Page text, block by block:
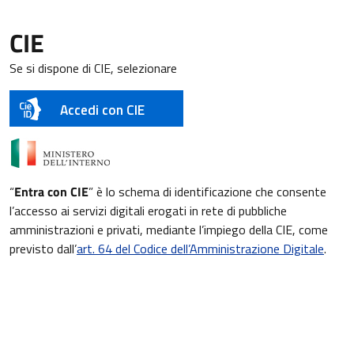
CIE
Se si dispone di CIE, selezionare
Accedi con CIE
“Entra con CIE” è lo schema di identificazione che consente
l’accesso ai servizi digitali erogati in rete di pubbliche
amministrazioni e privati, mediante l’impiego della CIE, come
previsto dall’art. 64 del Codice dell’Amministrazione Digitale.